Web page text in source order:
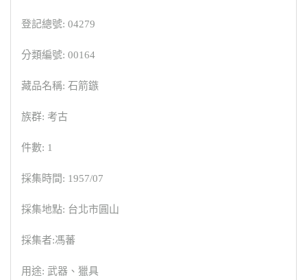
登記總號: 04279
分類編號: 00164
藏品名稱: 石箭鏃
族群: 考古
件數: 1
採集時間: 1957/07
採集地點: 台北市圓山
採集者:馮蕃
用途: 武器、獵具